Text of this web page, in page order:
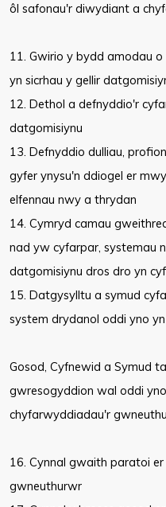
ôl safonau'r diwydiant a
11. Gwirio y bydd amodau
yn sicrhau y gellir
12. Dethol a defnyddio'r
datgomisiynu
13. Defnyddio dulliau,
gyfer ynysu'n ddiogel er
elfennau nwy a thrydan
14. Cymryd camau
nad yw cyfarpar, systemau
datgomisiynu dros dro yn
15. Datgysylltu a symud
system drydanol oddi yno
Gosod, Cyfnewid a Symud
gwresogyddion wal oddi
chyfarwyddiadau'r
16. Cynnal gwaith paratoi
gwneuthurwr